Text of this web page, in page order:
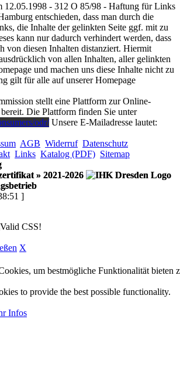
12.05.1998 - 312 O 85/98 - Haftung für Links
entschieden, dass man durch die
die Inhalte der gelinkten Seite ggf. mit zu
kann nur dadurch verhindert werden, dass
von diesen Inhalten distanziert. Hiermit
von allen Inhalten, aller gelinkten
und machen uns diese Inhalte nicht zu
gilt für alle auf unserer Homepage
stellt eine Plattform zur Online-
Die Plattform finden Sie unter
odr/Unsere E-Mailadresse lautet:
AGB Widerruf Datenschutz
Links Katalog (PDF) Sitemap
» 2021-2026
]
X
um bestmögliche Funktionalität bieten
to provide the best possible functionality.
Infos